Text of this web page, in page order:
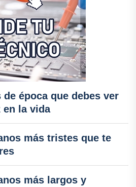
de época que debes ver
en la vida
más tristes que te
más largos y